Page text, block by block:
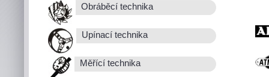
Obráběcí technika
Upínací technika
Měřící technika